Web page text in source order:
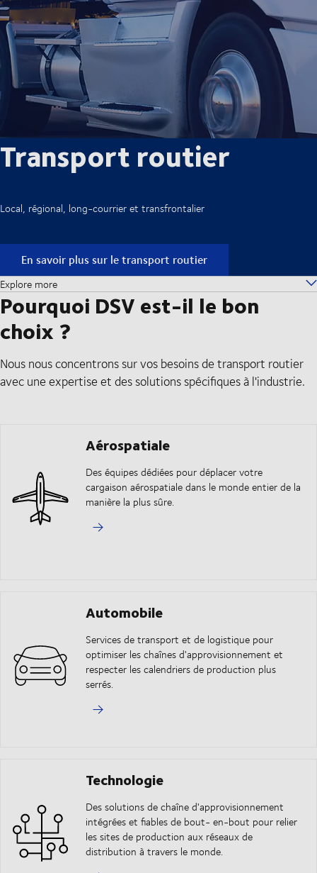
Transport routier
Local, régional, long-courrier et transfrontalier
En savoir plus sur le transport routier
Explore more
Pourquoi DSV est-il le bon
choix ?
Nous nous concentrons sur vos besoins de transport routier
avec une expertise et des solutions spécifiques à l'industrie.
Aérospatiale
Des équipes dédiées pour déplacer votre
cargaison aérospatiale dans le monde entier de la
manière la plus sûre.
Automobile
Services de transport et de logistique pour
optimiser les chaînes d'approvisionnement et
respecter les calendriers de production plus
serrés.
Technologie
Des solutions de chaîne d'approvisionnement
intégrées et fiables de bout- en-bout pour relier
les sites de production aux réseaux de
distribution à travers le monde.